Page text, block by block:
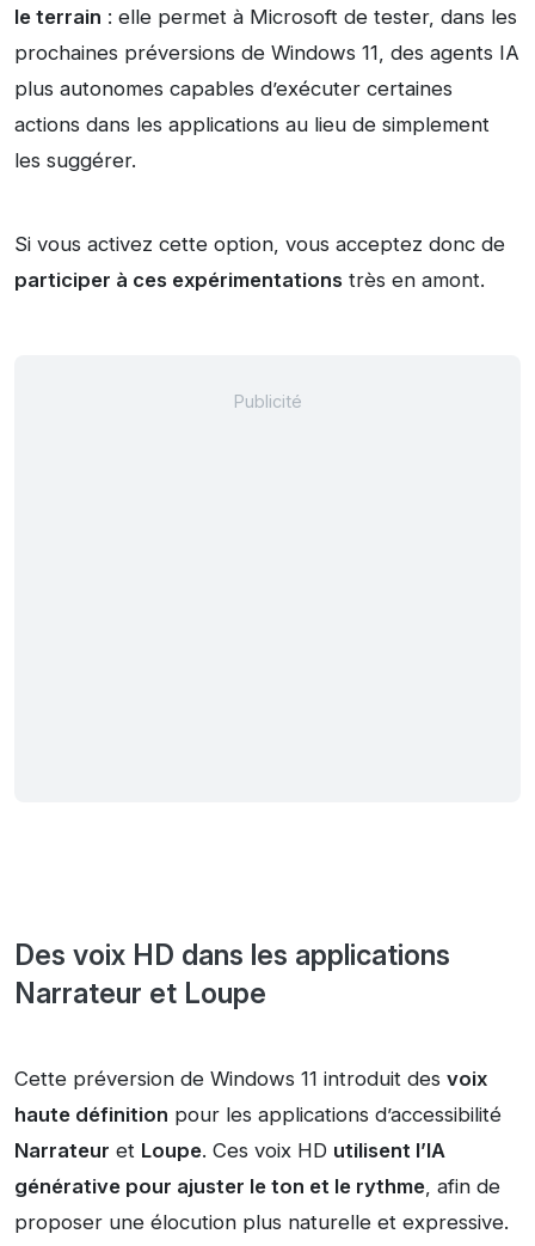
le terrain : elle permet à Microsoft de tester, dans les
prochaines préversions de Windows 11, des agents IA
plus autonomes capables d’exécuter certaines
actions dans les applications au lieu de simplement
les suggérer.
Si vous activez cette option, vous acceptez donc de
participer à ces expérimentations très en amont.
Des voix HD dans les applications
Narrateur et Loupe
Cette préversion de Windows 11 introduit des voix
haute définition pour les applications d’accessibilité
Narrateur et Loupe. Ces voix HD utilisent l’IA
générative pour ajuster le ton et le rythme, afin de
proposer une élocution plus naturelle et expressive.